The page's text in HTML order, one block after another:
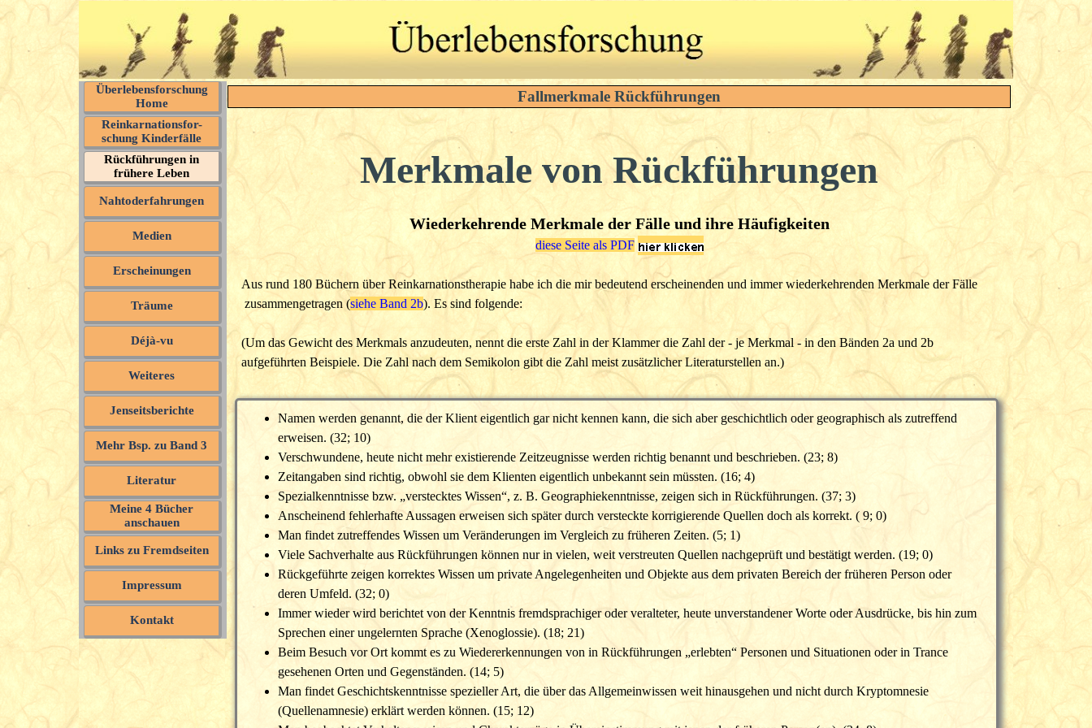
Überlebensforschung
Home
Reinkarnationsfor-
schung Kinderfälle
Rückführungen in
frühere Leben
Nahtoderfahrungen
Medien
Erscheinungen
Träume
Déjà-vu
Weiteres
Jenseitsberichte
Mehr Bsp. zu Band 3
Literatur
Meine 4 Bücher
anschauen
Links zu Fremdseiten
Impressum
Kontakt
Fallmerkmale Rückführungen
Merkmale von Rückführungen
Wiederkehrende Merkmale der Fälle und ihre Häufigkeiten
diese Seite als PDF
Aus rund 180 Büchern über Reinkarnationstherapie habe ich die mir bedeutend erscheinenden und immer wiederkehrenden Merkmale der Fälle
zusammengetragen (siehe Band 2b). Es sind folgende:
(Um das Gewicht des Merkmals anzudeuten, nennt die erste Zahl in der Klammer die Zahl der - je Merkmal - in den Bänden 2a und 2b
aufgeführten Beispiele. Die Zahl nach dem Semikolon gibt die Zahl meist zusätzlicher Literaturstellen an.)
Namen werden genannt, die der Klient eigentlich gar nicht kennen kann, die sich aber geschichtlich oder geographisch als zutreffend
erweisen. (32; 10)
Verschwundene, heute nicht mehr existierende Zeitzeugnisse werden richtig benannt und beschrieben. (23; 8)
Zeitangaben sind richtig, obwohl sie dem Klienten eigentlich unbekannt sein müssten. (16; 4)
Spezialkenntnisse bzw. „verstecktes Wissen“, z. B. Geographiekenntnisse, zeigen sich in Rückführungen. (37; 3)
Anscheinend fehlerhafte Aussagen erweisen sich später durch versteckte korrigierende Quellen doch als korrekt. ( 9; 0)
Man findet zutreffendes Wissen um Veränderungen im Vergleich zu früheren Zeiten. (5; 1)
Viele Sachverhalte aus Rückführungen können nur in vielen, weit verstreuten Quellen nachgeprüft und bestätigt werden. (19; 0)
Rückgeführte zeigen korrektes Wissen um private Angelegenheiten und Objekte aus dem privaten Bereich der früheren Person oder
deren Umfeld. (32; 0)
Immer wieder wird berichtet von der Kenntnis fremdsprachiger oder veralteter, heute unverstandener Worte oder Ausdrücke, bis hin zum
Sprechen einer ungelernten Sprache (Xenoglossie). (18; 21)
Beim Besuch vor Ort kommt es zu Wiedererkennungen von in Rückführungen „erlebten“ Personen und Situationen oder in Trance
gesehenen Orten und Gegenständen. (14; 5)
Man findet Geschichtskenntnisse spezieller Art, die über das Allgemeinwissen weit hinausgehen und nicht durch Kryptomnesie
(Quellenamnesie) erklärt werden können. (15; 12)